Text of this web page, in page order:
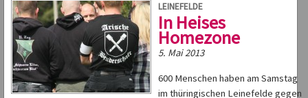
LEINEFELDE
In Heises
Homezone
5. Mai 2013
600 Menschen haben am Samstag
im thüringischen Leinefelde gegen